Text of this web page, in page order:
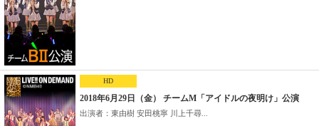
HD
2018年6月29日（金） チームM「アイドルの夜明け」公演
出演者：東由樹 安田桃寧 川上千尋...